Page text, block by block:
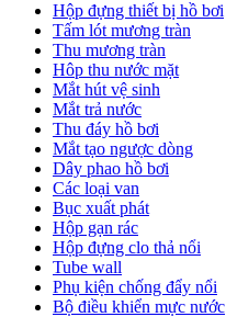
Hộp đựng thiết bị hồ bơi
Tấm lót mương tràn
Thu mương tràn
Hôp thu nước mặt
Mắt hút vệ sinh
Mắt trả nước
Thu đáy hồ bơi
Mắt tạo ngược dòng
Dây phao hồ bơi
Các loại van
Bục xuất phát
Hộp gạn rác
Hộp đựng clo thả nổi
Tube wall
Phụ kiện chống đẩy nổi
Bộ điều khiển mực nước